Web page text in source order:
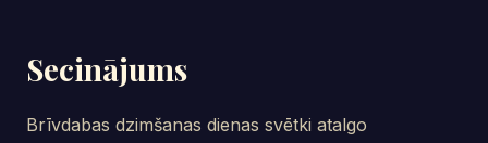
Secinājums
Brīvdabas dzimšanas dienas svētki atalgo